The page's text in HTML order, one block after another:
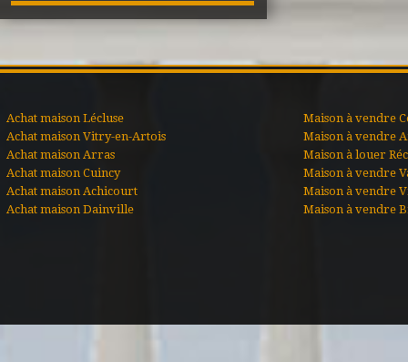
Achat maison Lécluse
Achat maison Vitry-en-Artois
Achat maison Arras
Achat maison Cuincy
Achat maison Achicourt
Achat maison Dainville
Maison à vendre
Maison à vendre
Maison à louer
Maison à vendre
Maison à vendre
Maison à vendre